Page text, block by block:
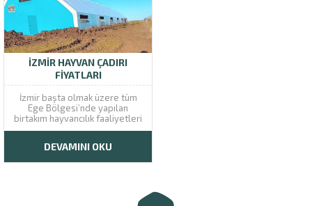
İZMIR HAYVAN ÇADIRI
FIYATLARI
İzmir başta olmak üzere tüm
Ege Bölgesi’nde yapılan
birtakım hayvancılık faaliyetleri
vardır. Bu faaliyetler kapsamlı
başlatılır. İzmir özellikle süt ve
süt ürünleri faaliyetlerinde
DEVAMINI OKU